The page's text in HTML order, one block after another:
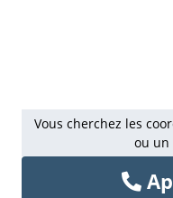
Vous cherchez les
ou un